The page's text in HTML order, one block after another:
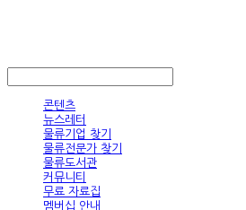
콘텐츠
뉴스레터
물류기업 찾기
물류전문가 찾기
물류도서관
커뮤니티
무료 자료집
멤버십 안내